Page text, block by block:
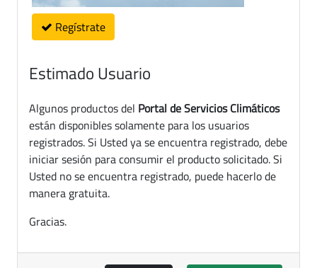
Regístrate
Estimado Usuario
Algunos productos del Portal de Servicios Climáticos
están disponibles solamente para los usuarios
registrados. Si Usted ya se encuentra registrado, debe
iniciar sesión para consumir el producto solicitado. Si
Usted no se encuentra registrado, puede hacerlo de
manera gratuita.
Gracias.